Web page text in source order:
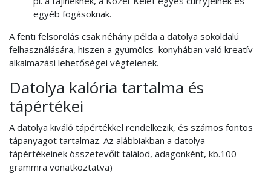
egyéb fogásoknak.
A fenti felsorolás csak néhány példa a datolya sokoldalú
felhasználására, hiszen a gyümölcs konyhában való kreatív
alkalmazási lehetőségei végtelenek.
Datolya kalória tartalma és
tápértékei
A datolya kiváló tápértékkel rendelkezik, és számos fontos
tápanyagot tartalmaz. Az alábbiakban a datolya
tápértékeinek összetevőit találod, adagonként, kb.100
grammra vonatkoztatva)